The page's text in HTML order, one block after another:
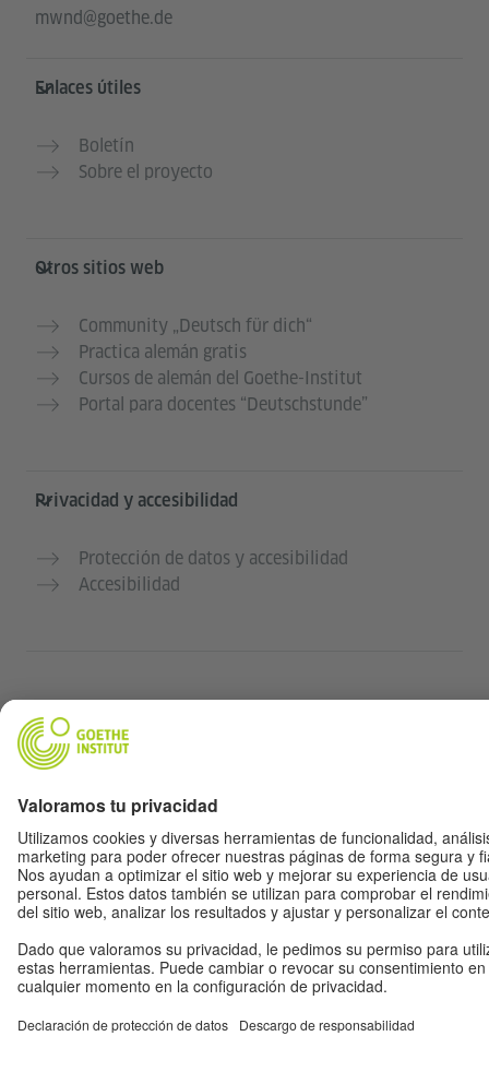
mwnd@goethe.de
Enlaces útiles
Boletín
Sobre el proyecto
Otros sitios web
Community „Deutsch für dich“
Practica alemán gratis
Cursos de alemán del Goethe-Institut
Portal para docentes “Deutschstunde”
Privacidad y accesibilidad
Protección de datos y accesibilidad
Accesibilidad
Condiciones de uso